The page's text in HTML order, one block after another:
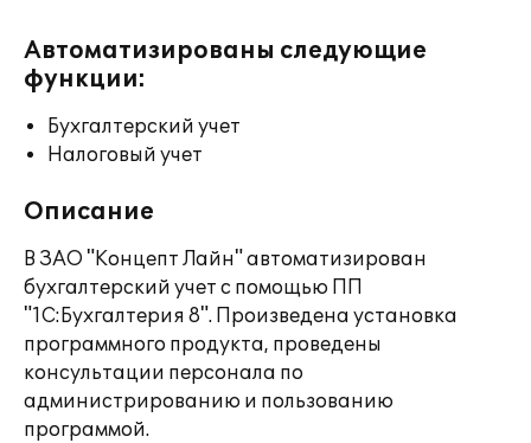
Автоматизированы следующие
функции:
Бухгалтерский учет
Налоговый учет
Описание
В ЗАО "Концепт Лайн" автоматизирован
бухгалтерский учет с помощью ПП
"1С:Бухгалтерия 8". Произведена установка
программного продукта, проведены
консультации персонала по
администрированию и пользованию
программой.